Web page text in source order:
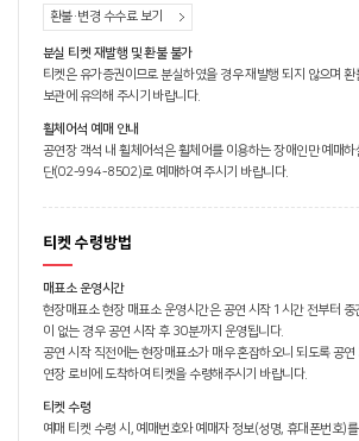
환불·변경 수수료 보기
분실 티켓 재발행 및 환불 불가
티켓은 유가증권이므로 분실하였을 경우 재발행 되지 않으며 환
보관에 유의해 주시기 바랍니다.
휠체어석 예매 안내
공연장 객석 내 휠체어석은 휠체어를 이용하는 장애인만 예매하
단(02-994-8502)로 예매하여 주시기 바랍니다.
티켓 수령방법
매표소 운영시간
현장매표소 현장 매표소 운영시간은 공연 시작 1시간 전부터
이 없는 경우 공연 시작 후 30분까지 운영됩니다.
공연 시작 직전에는 현장매표소가 매우 혼잡하오니 되도록 공
연장 로비에 도착하여 티켓을 수령해주시기 바랍니다.
티켓 수령
예매 티켓 수령 시, 예매번호와 예매자 정보(성명, 휴대폰번호)